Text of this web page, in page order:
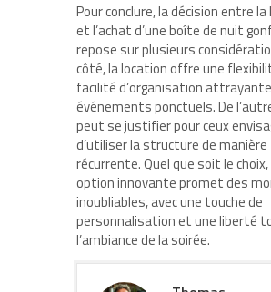
Pour conclure, la décision entre
et l’achat d’une boîte de nuit
repose sur plusieurs
côté, la location offre une
facilité d’organisation
événements ponctuels. De
peut se justifier pour ceux
d’utiliser la structure de manière
récurrente. Quel que soit le
option innovante promet des
inoubliables, avec une touche de
personnalisation et une liberté
l’ambiance de la soirée.